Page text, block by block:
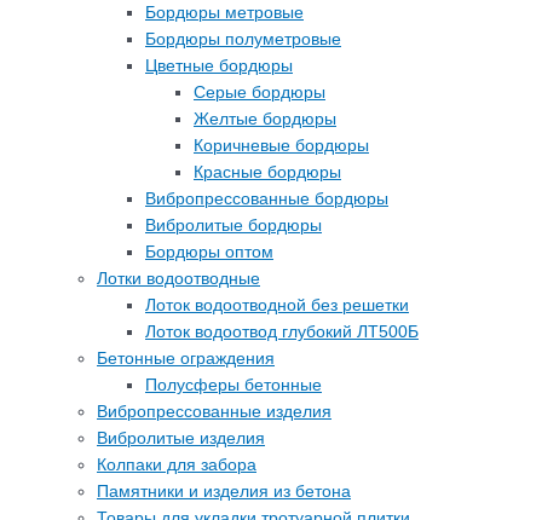
Бордюры метровые
Бордюры полуметровые
Цветные бордюры
Серые бордюры
Желтые бордюры
Коричневые бордюры
Красные бордюры
Вибропрессованные бордюры
Вибролитые бордюры
Бордюры оптом
Лотки водоотводные
Лоток водоотводной без решетки
Лоток водоотвод глубокий ЛТ500Б
Бетонные ограждения
Полусферы бетонные
Вибропрессованные изделия
Вибролитые изделия
Колпаки для забора
Памятники и изделия из бетона